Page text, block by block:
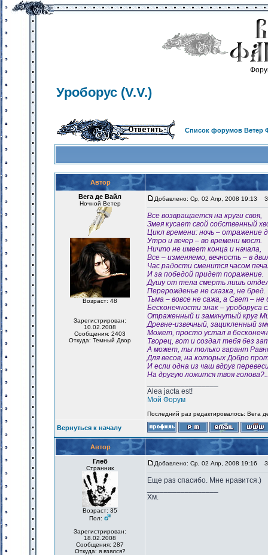
Уроборус (V.V.)
Список форумов Ветер
Автор
Вега де Вайл
Ночной Ветер
Возраст: 48
Зарегистрирован:
10.02.2008
Сообщения: 2403
Откуда: Темный Двор
Добавлено: Ср, 02 Апр, 2008 19:13
Все возвращается на круги своя,
Змея кусает свой собственный
Цикл времени: ночь – отражение
Утро и вечер – во времени мост.
Ничто не имеет конца и начала,
Все – изменяемо, вечность – в
Час радости сменится часом
И за победой придет поражение.
Душу от тела смерть лишь
Перерожденье не сказка, не бред.
Тьма – вовсе не сажа, а Свет – не
Бесконечности знак – уроборуса
Отраженный и замкнутый круг
Древне-извечный, зацикленный
Может, просто устал в
Творец, вот и создал тебя без
А может, ты только гарант
Для весов, на которых Добро
И если одна из чаш вдруг
На другую ложится твоя
Alea jacta est!
Мой Форум
Последний раз редактировалось: Вега
Вернуться к началу
Автор
Глеб
Странник
Возраст: 35
Пол:
Зарегистрирован:
18.02.2008
Сообщения: 287
Откуда: я взялся?
Добавлено: Ср, 02 Апр, 2008 19:16
Еще раз спасибо. Мне нравится.)
Хм.